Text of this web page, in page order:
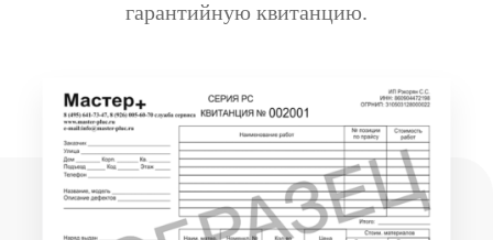
гарантийную квитанцию.